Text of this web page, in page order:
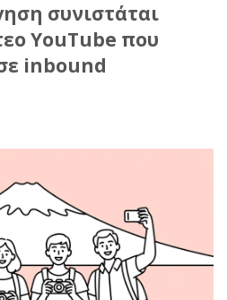
συνιστάται
YouTube που
inbound